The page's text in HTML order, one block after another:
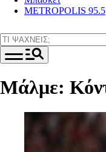
METROPOLIS 95.5
Μάλμε: